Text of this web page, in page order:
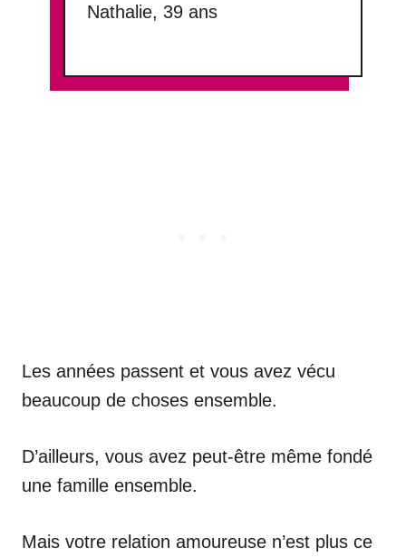
Nathalie, 39 ans
Les années passent et vous avez vécu
beaucoup de choses ensemble.
D’ailleurs, vous avez peut-être même fondé
une famille ensemble.
Mais votre relation amoureuse n’est plus ce